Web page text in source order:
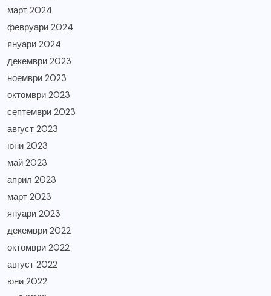
март 2024
февруари 2024
януари 2024
декември 2023
ноември 2023
октомври 2023
септември 2023
август 2023
юни 2023
май 2023
април 2023
март 2023
януари 2023
декември 2022
октомври 2022
август 2022
юни 2022